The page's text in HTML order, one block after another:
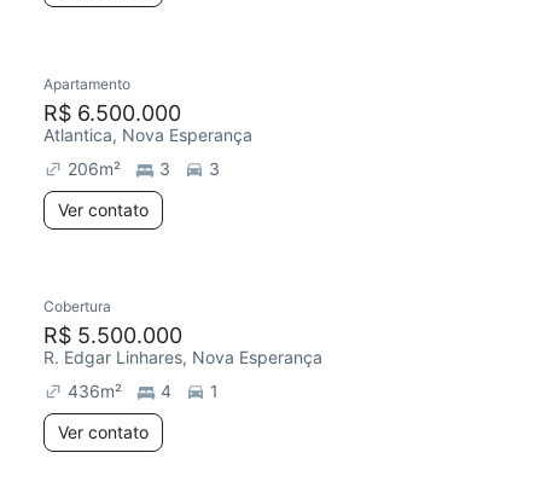
Redecorar
Apartamento
R$ 6.500.000
Atlantica, Nova Esperança
206m² 3
3
Ver contato
Cobertura
R$ 5.500.000
R. Edgar Linhares, Nova Esperança
436m² 4
1
Ver contato